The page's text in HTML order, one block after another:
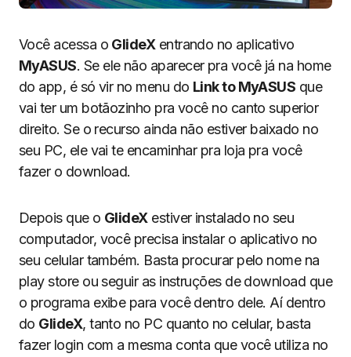
Você acessa o GlideXentrando no aplicativo
MyASUS. Se ele não aparecer pra você já na home
do app, é só vir no menu do Link to MyASUS que
vai ter um botãozinho pra você no canto superior
direito. Se o recurso ainda não estiver baixado no
seu PC, ele vai te encaminhar pra loja pra você
fazer o download.
Depois que o GlideXestiver instalado no seu
computador, você precisa instalar o aplicativo no
seu celular também. Basta procurar pelo nome na
play store ou seguir as instruções de download que
o programa exibe para você dentro dele. Aí dentro
do GlideX, tanto no PC quanto no celular, basta
fazer login com a mesma conta que você utiliza no